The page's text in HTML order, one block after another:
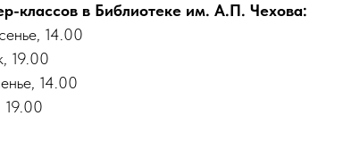
классов в Библиотеке им. А.П. Чехова:
14.00
19.00
14.00
19.00